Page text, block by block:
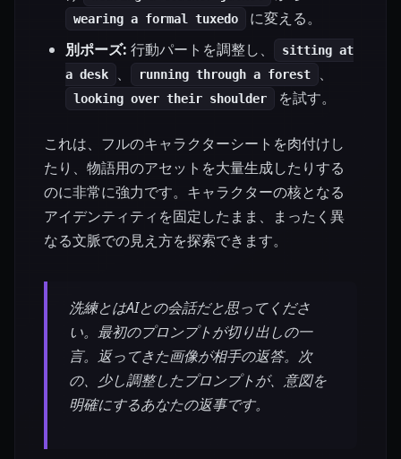
wearing a formal tuxedo
に変える。
別ポーズ: 行動パートを調整し、
sitting at
a desk
、 running through a forest 、
looking over their shoulder を試す。
これは、フルのキャラクターシートを肉付けし
たり、物語用のアセットを大量生成したりする
のに非常に強力です。キャラクターの核となる
アイデンティティを固定したまま、まったく異
なる文脈での見え方を探索できます。
洗練とはAIとの会話だと思ってくださ
い。最初のプロンプトが切り出しの一
言。返ってきた画像が相手の返答。次
の、少し調整したプロンプトが、意図を
明確にするあなたの返事です。